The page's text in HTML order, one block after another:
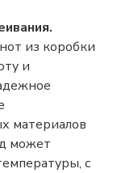
из коробки
и
материалов
может
с